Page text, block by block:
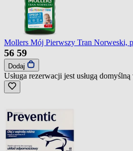
Mollers Mój Pierwszy Tran Norweski,
56 59
Dodaj
Usługa rezerwacji jest usługą domyślną